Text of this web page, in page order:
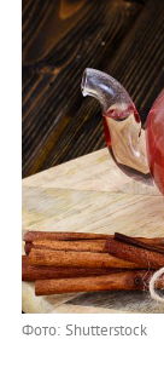
Фото: Shutterstock